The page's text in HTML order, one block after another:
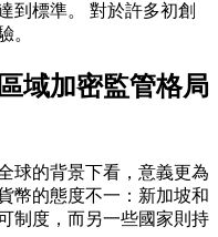
到標準。 對於許多初創
。
域加密監管格局
球的背景下看，意義更為
幣的態度不一：新加坡和
制度，而另一些國家則持